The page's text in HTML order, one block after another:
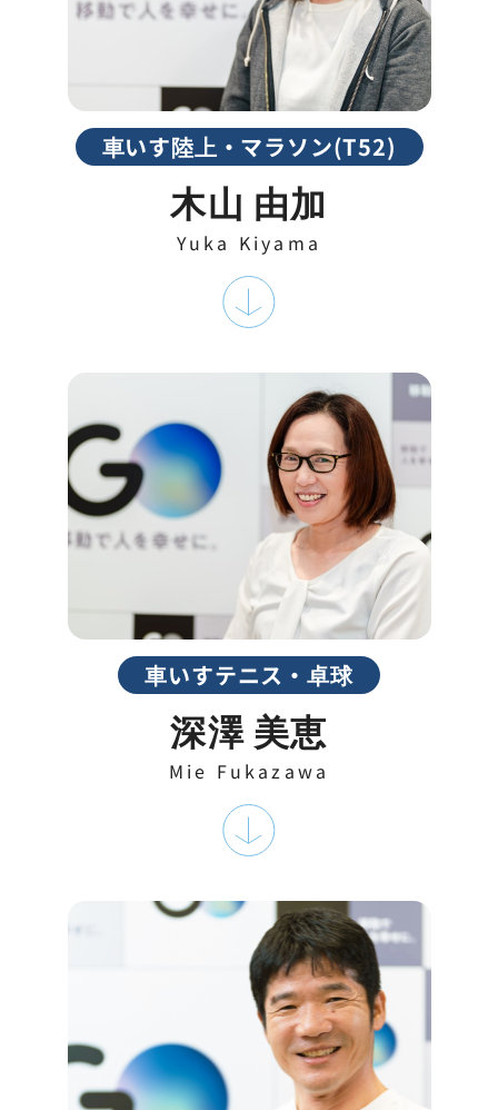
車いす陸上・マラソン(T52)
木山 由加
Yuka Kiyama
車いすテニス・卓球
深澤 美恵
Mie Fukazawa